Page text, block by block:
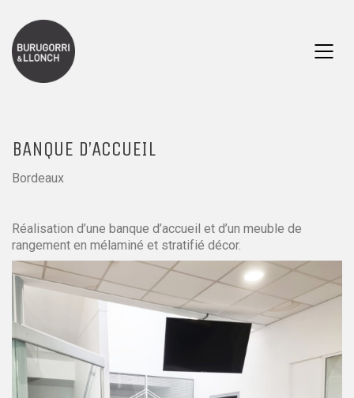
BANQUE D’ACCUEIL
Bordeaux
Réalisation d’une banque d’accueil et d’un meuble de
rangement en mélaminé et stratifié décor.